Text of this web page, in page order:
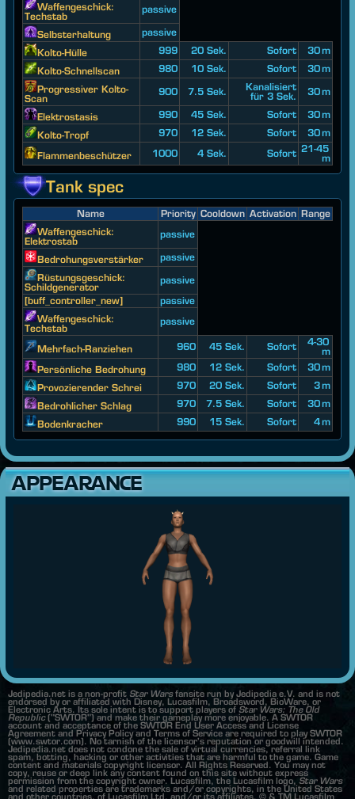
Waffengeschick:
Techstab
passive
Selbsterhaltung
passive
Kolto-Hülle
999 20 Sek. Sofort
30 m
Kolto-Schnellscan
980 10 Sek. Sofort
30 m
Progressiver Kolto-
Scan
900 7.5 Sek.
Kanalisiert
für 3 Sek.
30 m
Elektrostasis 990 45 Sek. Sofort
30 m
Kolto-Tropf
970 12 Sek. Sofort
30 m
Flammenbeschützer
1000 4 Sek. Sofort 21-45
m
Tank spec
Name Priority Cooldown Activation Range
Waffengeschick:
Elektrostab
passive
Bedrohungsverstärker
passive
Rüstungsgeschick:
Schildgenerator
passive
[buff_controller_new]
passive
Waffengeschick:
Techstab
passive
Mehrfach-Ranziehen 960 45 Sek. Sofort
4-30
m
Persönliche Bedrohung
980 12 Sek. Sofort
30 m
Provozierender Schrei
970 20 Sek. Sofort
3 m
Bedrohlicher Schlag
970 7.5 Sek. Sofort
30 m
Bodenkracher
990 15 Sek. Sofort 4 m
APPEARANCE
Jedipedia.net is a non-profit Star Warsfansite run by Jedipedia e.V. and is not
endorsed by or affiliated with Disney, Lucasfilm, Broadsword, BioWare, or
Electronic Arts. Its sole intent is to support players of Star Wars: The Old
Republic("SWTOR") and make their gameplay more enjoyable. A SWTOR
account and acceptance of the SWTOR End User Access and License
Agreement and Privacy Policy and Terms of Service are required to play SWTOR
(www.swtor.com). No tarnish of the licensor's reputation or goodwill intended.
Jedipedia.net does not condone the sale of virtual currencies, referral link
spam, botting, hacking or other activities that are harmful to the game. Game
content and materials copyright licensor. All Rights Reserved. You may not
copy, reuse or deep link any content found on this site without express
permission from the copyright owner. Lucasfilm, the Lucasfilm logo, Star Wars
and related properties are trademarks and/or copyrights, in the United States
and other countries, of Lucasfilm Ltd. and/or its affiliates. © & TM Lucasfilm